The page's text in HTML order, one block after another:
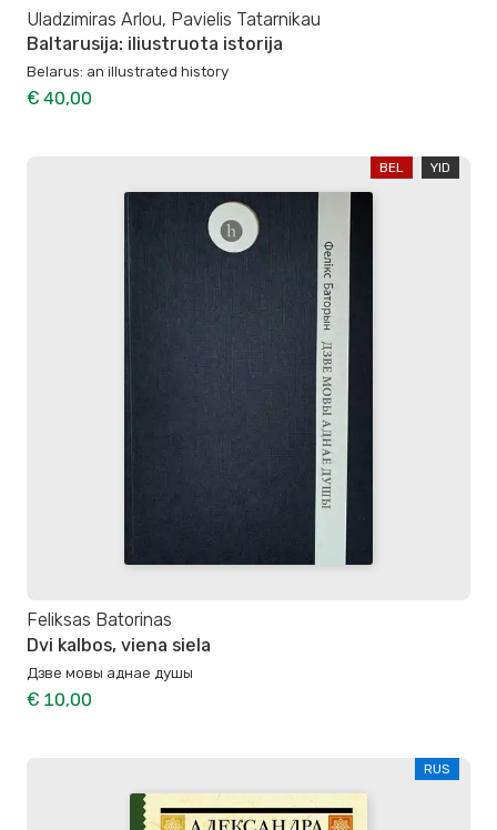
Uladzimiras Arlou, Pavielis Tatarnikau
Baltarusija: iliustruota istorija
Belarus: an illustrated history
€ 40,00
BEL YID
Feliksas Batorinas
Dvi kalbos, viena siela
Дзве мовы аднае душы
€ 10,00
RUS